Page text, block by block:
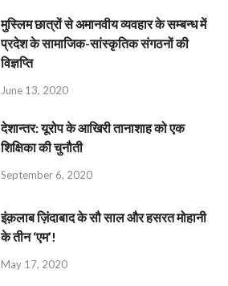
मुस्लिम छात्रों से अमानवीय व्यवहार के सम्बन्ध में
प्रदेश के सामाजिक-सांस्कृतिक संगठनों की
विज्ञप्ति
June 13, 2020
देशान्‍तर: यूरोप के आखिरी तानाशाह को एक
शिक्षिका की चुनौती
September 6, 2020
इंक़लाब ज़िंदाबाद के सौ साल और हसरत मोहानी
के तीन ‘एम’!
May 17, 2020